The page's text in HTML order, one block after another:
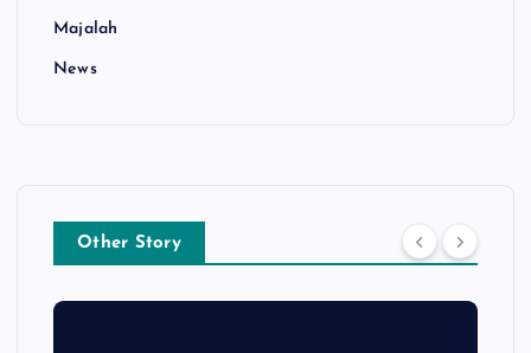
Majalah
News
Other Story